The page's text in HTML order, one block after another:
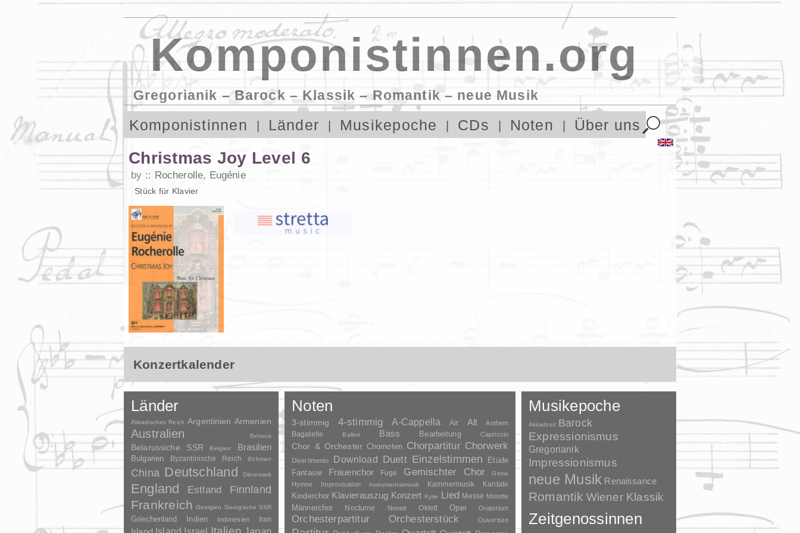
Komponistinnen.org
Gregorianik – Barock – Klassik – Romantik – neue Musik
Komponistinnen Länder Musikepoche CDs Noten Über uns
Christmas Joy Level 6
by Rocherolle, Eugénie
Stück für Klavier
Konzertkalender
Länder
Akkadisches Reich Argentinien Armenien
Australien Belarus
Belarussiche SSR Belgien Brasilien
Bulgarien Byzantinische Reich Böhmen
China Deutschland Dänemark
England Estland Finnland
Frankreich Georgien Georgische SSR
Griechenland Indien Indonesien Iran
Noten
3-stimmig 4-stimmig A-Cappella Air Alt Anthem
Bagatelle Ballett Bass Bearbeitung Capriccio
Chor & Orchester Chornoten Chorpartitur Chorwerk
Divertimento Download Duett Einzelstimmen Etüde
Fantasie Frauenchor Fuge Gemischter Chor Gloria
Hymne Improvisation Instrumentalmusik Kammermusik Kantate
Kinderchor Klavierauszug Konzert Kyrie Lied Messe Motette
Männerchor Nocturne Nonett Oktett Oper Oratorium
Orchesterpartitur Orchesterstück Ouvertüre
Musikepoche
Akkadzeit Barock
Expressionismus
Gregorianik
Impressionismus
neue Musik Renaissance
Romantik Wiener Klassik
Zeitgenossinnen